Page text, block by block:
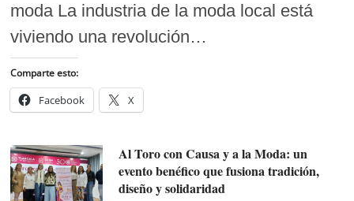
moda La industria de la moda local está
viviendo una revolución…
Comparte esto:
Facebook X
Al Toro con Causa y a la Moda: un
evento benéfico que fusiona tradición,
diseño y solidaridad